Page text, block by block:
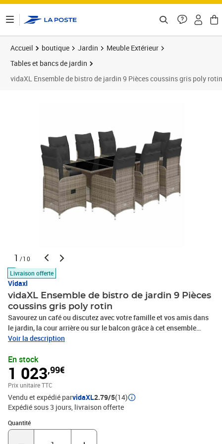
Accueil boutique Jardin
Meuble Extérieur
Tables et bancs de jardin
vidaXL Ensemble de bistro de jardin 9 Pièces coussins gris poly rotin
1 /10
Livraison offerte
Vidaxl
vidaXL Ensemble de bistro de jardin 9 Pièces
coussins gris poly rotin
Savourez un café ou discutez avec votre famille et vos amis dans
le jardin, la cour arrière ou sur le balcon grâce à cet ensemble
bistrot confortable ! Matériau durable : le rotin PE, également
d'entretien qui ressemble au rotin naturel. Il est léger, facile à
nettoyer et couramment utilisé pour les meubles d'extérieur en
raison de sa durabilité et de ses propriétés résistantes aux
intempéries. Dossier réglable : ce siège de jardin est équipé d'une
poignée. Vous pouvez régler le dossier dans n'importe quelle
position en tirant sur la poignée, puis le remettre rapidement dans
sa position d'origine. Assise confortable : ce mobilier d'extérieur,
doté de coussins épais et rembourrés, offre une assise
Voir la description
En stock
1 023,99€
Prix unitaire TTC
Vendu et expédié parvidaXL2.79/5(14)
Expédié sous 3 jours livraison offerte
Quantité
Quantité : 1